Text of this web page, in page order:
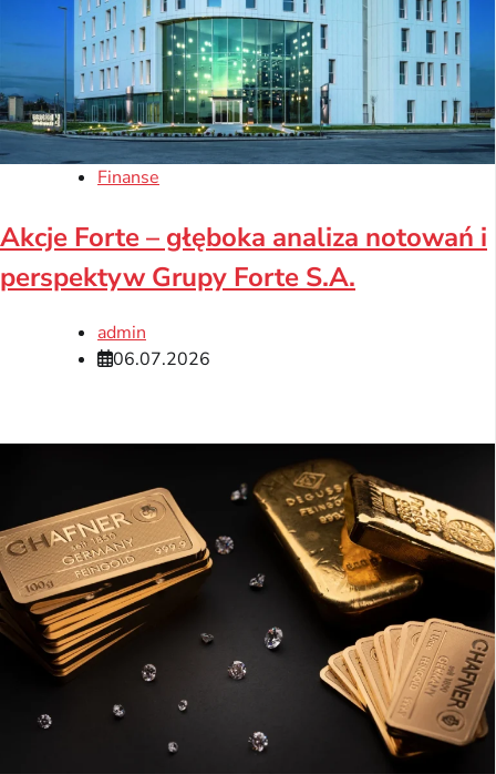
Finanse
Akcje Forte – głęboka analiza notowań i
perspektyw Grupy Forte S.A.
admin
06.07.2026